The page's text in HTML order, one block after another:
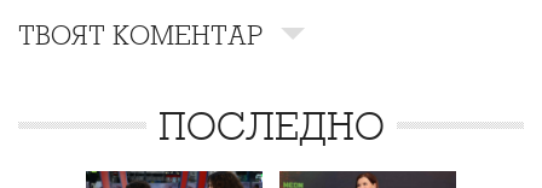
ТВОЯТ КОМЕНТАР
ПОСЛЕДНО